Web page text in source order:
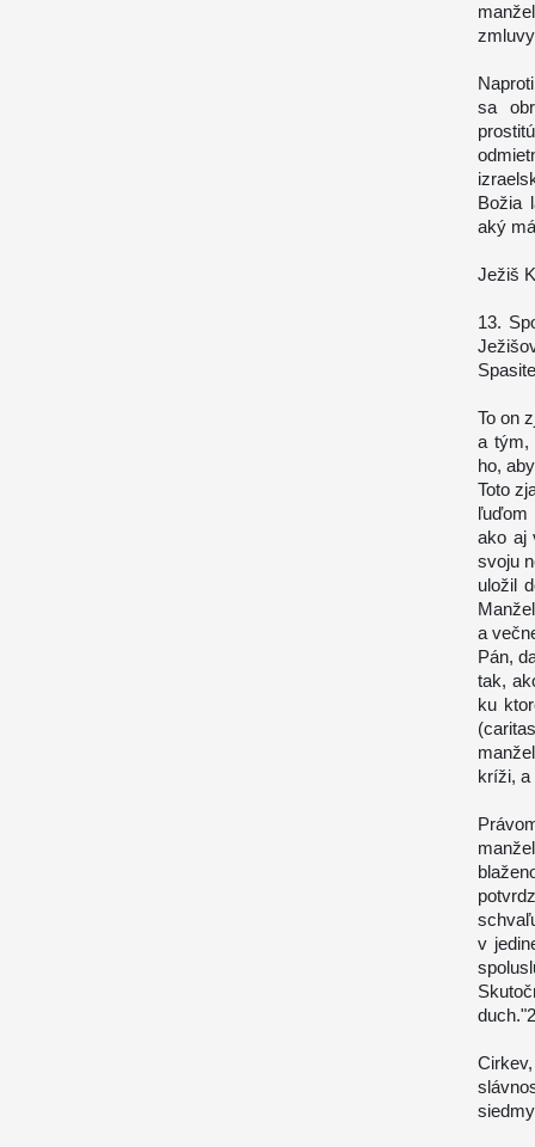
sa
Božia
aký
Ježiš
13.
To on
a tým,
ho,
Toto
ľuďom
ako aj
svoju
uložil
a
Pán,
tak,
ku
kríži, a
v